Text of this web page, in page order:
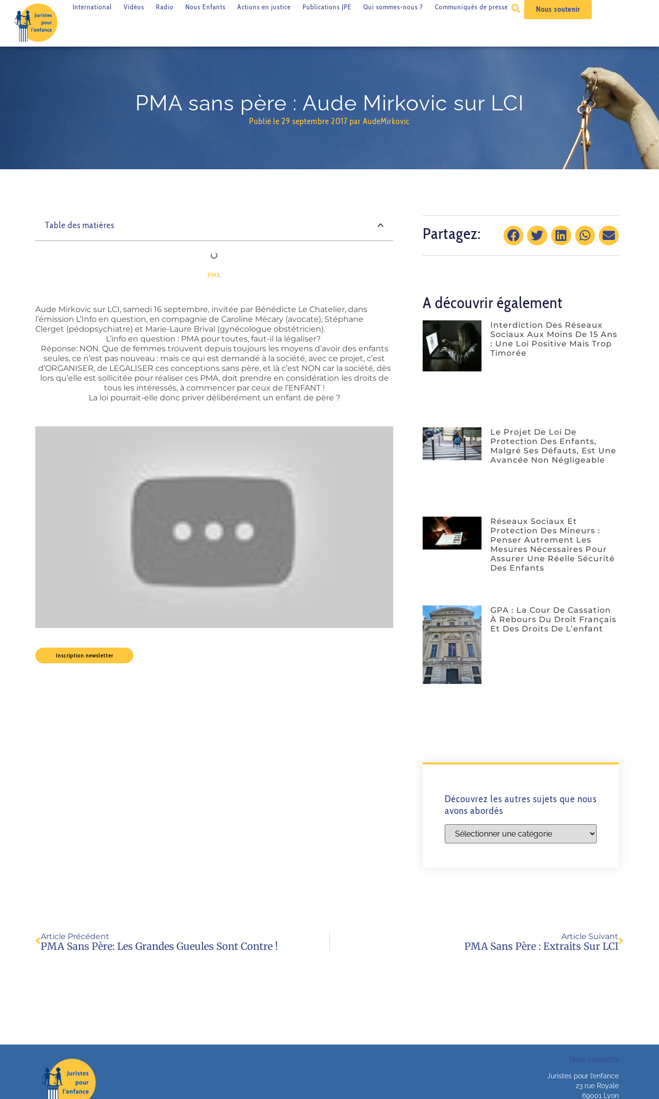
International Vidéos Radio Nous Enfants Actions en justice Publications JPE Qui sommes-nous ? Communiqués de presse Nous soutenir
PMA sans père : Aude Mirkovic sur LCI
Publié le 29 septembre 2017 par AudeMirkovic
Table des matières
PMA
Aude Mirkovic sur LCI, samedi 16 septembre, invitée par Bénédicte Le Chatelier, dans
l’émission L’Info en question, en compagnie de Caroline Mécary (avocate), Stéphane
Clerget (pédopsychiatre) et Marie-Laure Brival (gynécologue obstétricien).
L’info en question : PMA pour toutes, faut-il la légaliser?
Réponse: NON. Que de femmes trouvent depuis toujours les moyens d’avoir des enfants
seules, ce n’est pas nouveau : mais ce qui est demandé à la société, avec ce projet, c’est
d’ORGANISER, de LEGALISER ces conceptions sans père, et là c’est NON car la société, dès
lors qu’elle est sollicitée pour réaliser ces PMA, doit prendre en considération les droits de
tous les intéressés, à commencer par ceux de l’ENFANT !
La loi pourrait-elle donc priver délibérément un enfant de père ?
Inscription newsletter
Partagez:
A découvrir également
Interdiction Des Réseaux
Sociaux Aux Moins De 15 Ans
: Une Loi Positive Mais Trop
Timorée
Le Projet De Loi De
Protection Des Enfants,
Malgré Ses Défauts, Est Une
Avancée Non Négligeable
Réseaux Sociaux Et
Protection Des Mineurs :
Penser Autrement Les
Mesures Nécessaires Pour
Assurer Une Réelle Sécurité
Des Enfants
GPA : La Cour De Cassation
À Rebours Du Droit Français
Et Des Droits De L’enfant
Découvrez les autres sujets que nous
avons abordés
Article Précédent
PMA Sans Père: Les Grandes Gueules Sont Contre !
Article Suivant
PMA Sans Père : Extraits Sur LCI
Nous contacter
Juristes pour l’enfance
23 rue Royale
69001 Lyon